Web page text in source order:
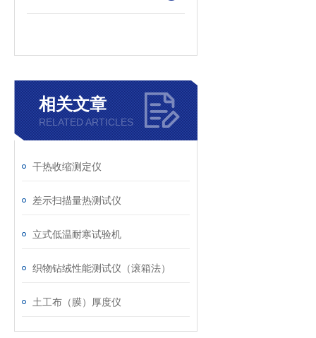
相关文章
RELATED ARTICLES
干热收缩测定仪
差示扫描量热测试仪
立式低温耐寒试验机
织物钻绒性能测试仪（滚箱法）
土工布（膜）厚度仪